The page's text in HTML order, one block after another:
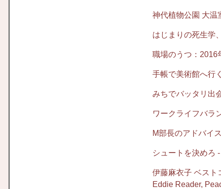
神代植物公園 大温
はじまりの死生学
職場のうつ：2016
手帳で美術館へ行
みちでバッタリ出
ワークライフバラ
M部長のアドバイ
シュートを決めろ
伊藤麻衣子 ベスト
Eddie Reader,